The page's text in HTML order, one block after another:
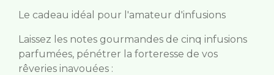
Le cadeau idéal pour l'amateur d'infusions
Laissez les notes gourmandes de cinq infusions
parfumées, pénétrer la forteresse de vos
rêveries inavouées :